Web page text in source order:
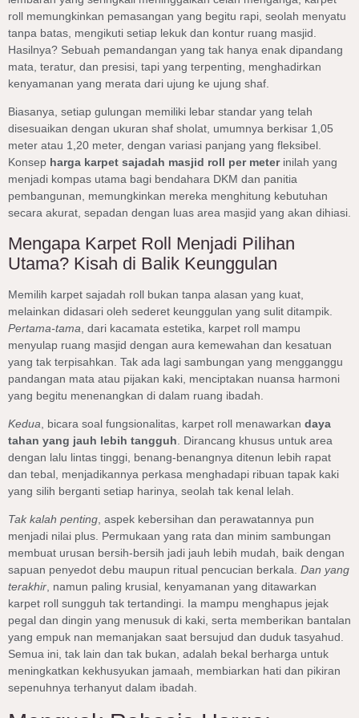
roll memungkinkan pemasangan yang begitu rapi, seolah menyatu
tanpa batas, mengikuti setiap lekuk dan kontur ruang masjid.
Hasilnya? Sebuah pemandangan yang tak hanya enak dipandang
mata, teratur, dan presisi, tapi yang terpenting, menghadirkan
kenyamanan yang merata dari ujung ke ujung shaf.
Biasanya, setiap gulungan memiliki lebar standar yang telah
disesuaikan dengan ukuran shaf sholat, umumnya berkisar 1,05
meter atau 1,20 meter, dengan variasi panjang yang fleksibel.
Konsep harga karpet sajadah masjid roll per meterinilah yang
menjadi kompas utama bagi bendahara DKM dan panitia
pembangunan, memungkinkan mereka menghitung kebutuhan
secara akurat, sepadan dengan luas area masjid yang akan dihiasi.
Mengapa Karpet Roll Menjadi Pilihan
Utama? Kisah di Balik Keunggulan
Memilih karpet sajadah roll bukan tanpa alasan yang kuat,
melainkan didasari oleh sederet keunggulan yang sulit ditampik.
Pertama-tama , dari kacamata estetika, karpet roll mampu
menyulap ruang masjid dengan aura kemewahan dan kesatuan
yang tak terpisahkan. Tak ada lagi sambungan yang mengganggu
pandangan mata atau pijakan kaki, menciptakan nuansa harmoni
yang begitu menenangkan di dalam ruang ibadah.
Kedua , bicara soal fungsionalitas, karpet roll menawarkan daya
tahan yang jauh lebih tangguh . Dirancang khusus untuk area
dengan lalu lintas tinggi, benang-benangnya ditenun lebih rapat
dan tebal, menjadikannya perkasa menghadapi ribuan tapak kaki
yang silih berganti setiap harinya, seolah tak kenal lelah.
Tak kalah penting, aspek kebersihan dan perawatannya pun
menjadi nilai plus. Permukaan yang rata dan minim sambungan
membuat urusan bersih-bersih jadi jauh lebih mudah, baik dengan
sapuan penyedot debu maupun ritual pencucian berkala. Dan yang
terakhir, namun paling krusial, kenyamanan yang ditawarkan
karpet roll sungguh tak tertandingi. Ia mampu menghapus jejak
pegal dan dingin yang menusuk di kaki, serta memberikan bantalan
yang empuk nan memanjakan saat bersujud dan duduk tasyahud.
Semua ini, tak lain dan tak bukan, adalah bekal berharga untuk
meningkatkan kekhusyukan jamaah, membiarkan hati dan pikiran
sepenuhnya terhanyut dalam ibadah.